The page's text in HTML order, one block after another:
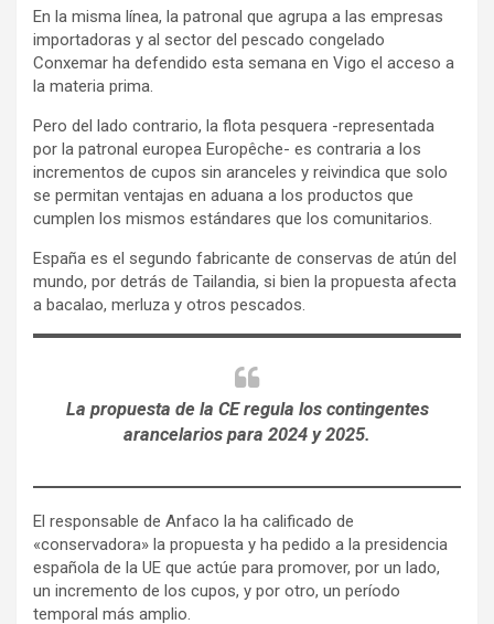
En la misma línea, la patronal que agrupa a las empresas
importadoras y al sector del pescado congelado
Conxemar ha defendido esta semana en Vigo el acceso a
la materia prima.
Pero del lado contrario, la flota pesquera -representada
por la patronal europea Europêche- es contraria a los
incrementos de cupos sin aranceles y reivindica que solo
se permitan ventajas en aduana a los productos que
cumplen los mismos estándares que los comunitarios.
España es el segundo fabricante de conservas de atún del
mundo, por detrás de Tailandia, si bien la propuesta afecta
a bacalao, merluza y otros pescados.
La propuesta de la CE regula los contingentes
arancelarios para 2024 y 2025.
El responsable de Anfaco la ha calificado de
«conservadora» la propuesta y ha pedido a la presidencia
española de la UE que actúe para promover, por un lado,
un incremento de los cupos, y por otro, un período
temporal más amplio.